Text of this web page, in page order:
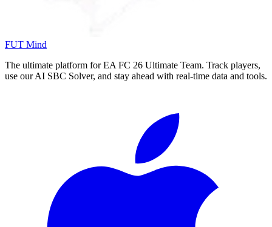
FUT Mind
The ultimate platform for EA FC 26 Ultimate Team. Track players,
use our AI SBC Solver, and stay ahead with real-time data and tools.